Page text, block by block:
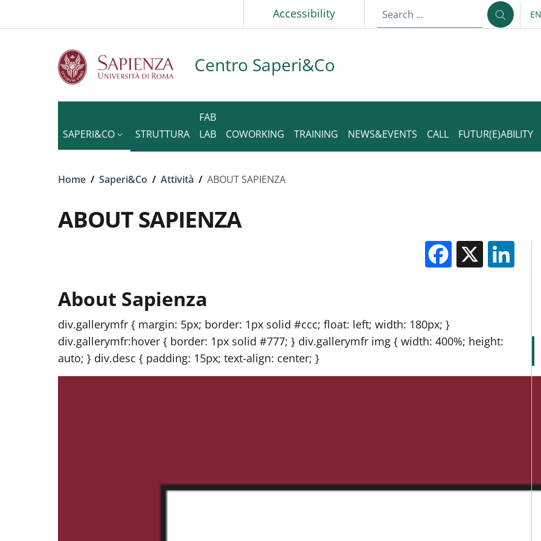
Slim topAccessibility EN
Centro Saperi&Co
SAPERI&CO STRUTTURA
FAB
LAB
COWORKING TRAINING NEWS&EVENTS CALL FUTUR(E)ABILITY
Breadcrumb
Home / Saperi&Co / Attività / ABOUT SAPIENZA
ABOUT SAPIENZA
Facebook
X
About Sapienza
div.gallerymfr { margin: 5px; border: 1px solid #ccc; float: left; width: 180px; }
div.gallerymfr:hover { border: 1px solid #777; } div.gallerymfr img { width: 400%; height:
auto; } div.desc { padding: 15px; text-align: center; }